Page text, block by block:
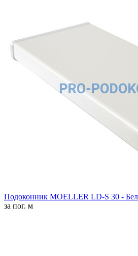
Подоконник MOELLER LD-S 30 -
за пог. м